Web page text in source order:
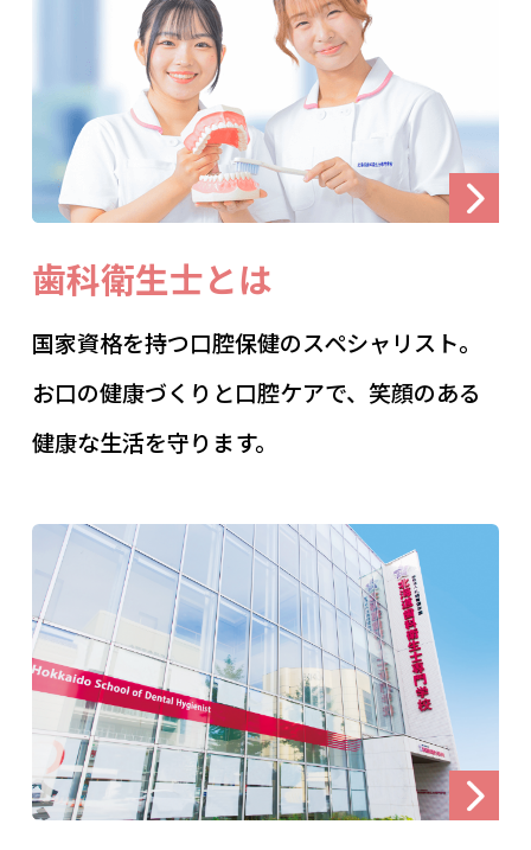
歯科衛生士とは
国家資格を持つ口腔保健のスペシャリスト。
お口の健康づくりと口腔ケアで、笑顔のある
健康な生活を守ります。